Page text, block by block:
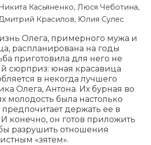
Никита Касьяненко, Люся Чеботина,
Красилов, Юлия Сулес
Олега, примерного мужа и
распланирована на годы
приготовила для него не
сюрприз: юная красавица
в некогда лучшего
Олега, Антона. Их бурная во
молодость была настолько
держать ее в
конечно, он готов приложить
разрушить отношения
«зятем».